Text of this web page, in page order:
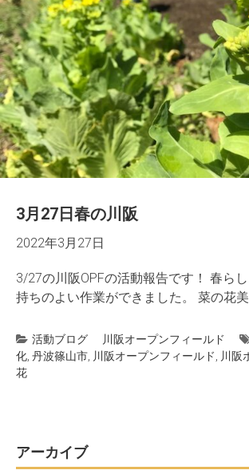
3月27日春の川阪
2022年3月27日
3/27の川阪OPFの活動報告です！ 春ら
持ちのよい作業ができました。 菜の花
活動ブログ 川阪オープンフィールド
化 丹波篠山市 川阪オープンフィールド 川阪
花
アーカイブ